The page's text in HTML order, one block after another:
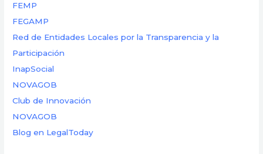
FEMP
FEGAMP
Red de Entidades Locales por la Transparencia y la
Participación
InapSocial
NOVAGOB
Club de Innovación
NOVAGOB
Blog en LegalToday